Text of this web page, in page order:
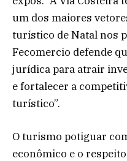
um dos maiores
turístico de Natal nos
Fecomercio defende
jurídica para atrair
e fortalecer a
turístico”.
O turismo potiguar
econômico e o